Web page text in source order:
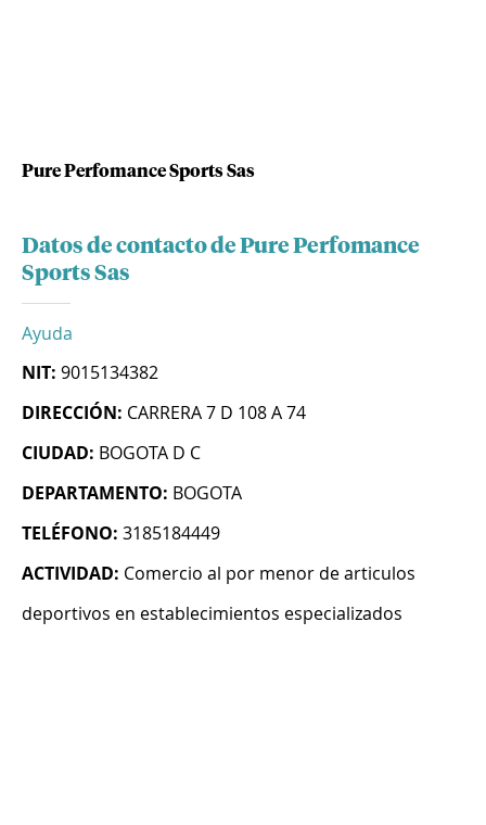
Pure Perfomance Sports Sas
Datos de contacto de Pure Perfomance
Sports Sas
Ayuda
NIT: 9015134382
DIRECCIÓN: CARRERA 7 D 108 A 74
CIUDAD: BOGOTA D C
DEPARTAMENTO: BOGOTA
TELÉFONO: 3185184449
ACTIVIDAD: Comercio al por menor de articulos
deportivos en establecimientos especializados